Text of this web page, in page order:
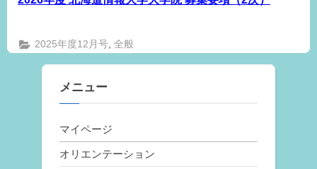
2025年度12月号,全般
メニュー
マイページ
オリエンテーション